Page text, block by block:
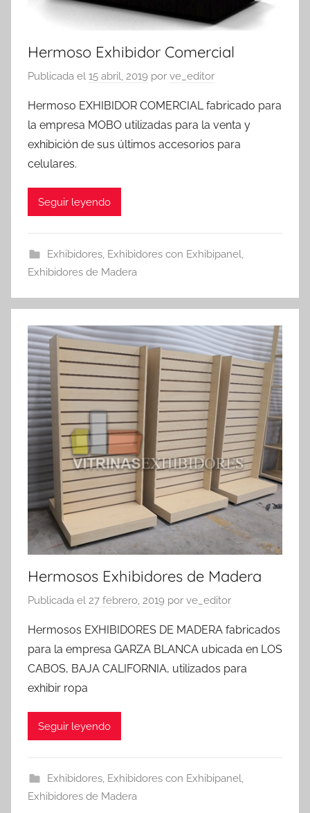
Hermoso Exhibidor Comercial
Publicada el 15 abril, 2019 por ve_editor
Hermoso EXHIBIDOR COMERCIAL fabricado para
la empresa MOBO utilizadas para la venta y
exhibición de sus últimos accesorios para
celulares.
Seguir leyendo
Exhibidores, Exhibidores con Exhibipanel,
Exhibidores de Madera
Hermosos Exhibidores de Madera
Publicada el 27 febrero, 2019 por ve_editor
Hermosos EXHIBIDORES DE MADERA fabricados
para la empresa GARZA BLANCA ubicada en LOS
CABOS, BAJA CALIFORNIA, utilizados para
exhibir ropa
Seguir leyendo
Exhibidores, Exhibidores con Exhibipanel,
Exhibidores de Madera